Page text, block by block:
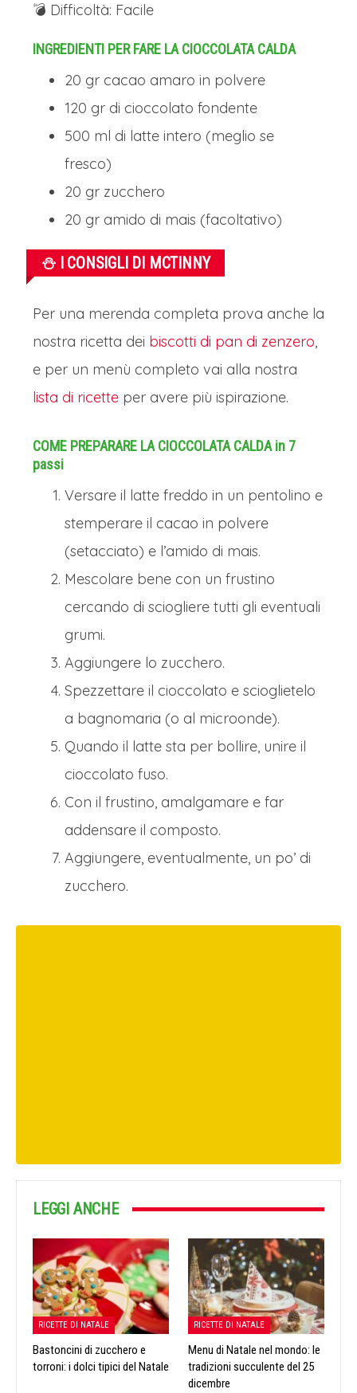
💣 Difficoltà: Facile
INGREDIENTI PER FARE LA CIOCCOLATA CALDA
20 gr cacao amaro in polvere
120 gr di cioccolato fondente
500 ml di latte intero (meglio se
fresco)
20 gr zucchero
20 gr amido di mais (facoltativo)
⛄ I CONSIGLI DI MCTINNY
Per una merenda completa prova anche la
nostra ricetta dei biscotti di pan di zenzero,
e per un menù completo vai alla nostra
lista di ricette per avere più ispirazione.
COME PREPARARE LA CIOCCOLATA CALDA in 7
passi
Versare il latte freddo in un pentolino e
stemperare il cacao in polvere
(setacciato) e l’amido di mais.
Mescolare bene con un frustino
cercando di sciogliere tutti gli eventuali
grumi.
Aggiungere lo zucchero.
Spezzettare il cioccolato e scioglietelo
a bagnomaria (o al microonde).
Quando il latte sta per bollire, unire il
cioccolato fuso.
Con il frustino, amalgamare e far
addensare il composto.
Aggiungere, eventualmente, un po’ di
zucchero.
LEGGI ANCHE
RICETTE DI NATALE
Bastoncini di zucchero e
torroni: i dolci tipici del Natale
RICETTE DI NATALE
Menu di Natale nel mondo: le
tradizioni succulente del 25
dicembre